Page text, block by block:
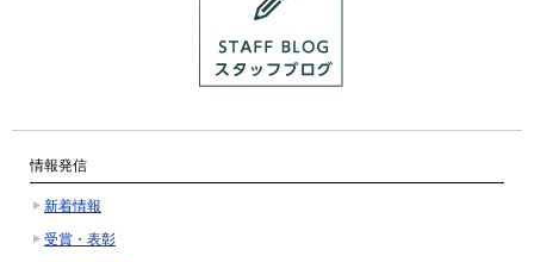
情報発信
新着情報
受賞・表彰